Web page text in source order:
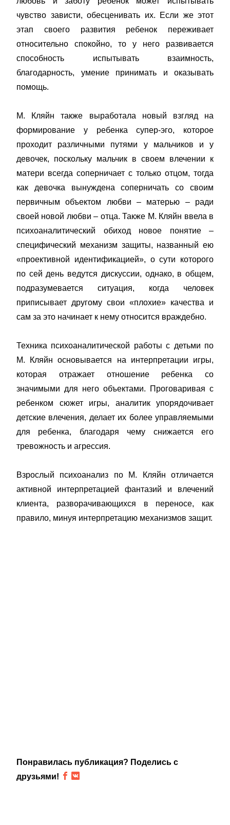
чувство зависти, обесценивать их. Если же этот
этап своего развития ребенок переживает
относительно спокойно, то у него развивается
способность испытывать взаимность,
благодарность, умение принимать и оказывать
помощь.
М. Кляйн также выработала новый взгляд на
формирование у ребенка супер-эго, которое
проходит различными путями у мальчиков и у
девочек, поскольку мальчик в своем влечении к
матери всегда соперничает с только отцом, тогда
как девочка вынуждена соперничать со своим
первичным объектом любви – матерью – ради
своей новой любви – отца. Также М. Кляйн ввела в
психоаналитический обиход новое понятие –
специфический механизм защиты, названный ею
«проективной идентификацией», о сути которого
по сей день ведутся дискуссии, однако, в общем,
подразумевается ситуация, когда человек
приписывает другому свои «плохие» качества и
сам за это начинает к нему относится враждебно.
Техника психоаналитической работы с детьми по
М. Кляйн основывается на интерпретации игры,
которая отражает отношение ребенка со
значимыми для него объектами. Проговаривая с
ребенком сюжет игры, аналитик упорядочивает
детские влечения, делает их более управляемыми
для ребенка, благодаря чему снижается его
тревожность и агрессия.
Взрослый психоанализ по М. Кляйн отличается
активной интерпретацией фантазий и влечений
клиента, разворачивающихся в переносе, как
правило, минуя интерпретацию механизмов защит.
Понравилась публикация? Поделись с
друзьями!